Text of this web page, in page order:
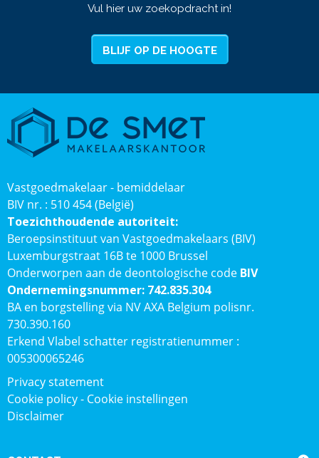
Vul hier uw zoekopdracht in!
BLIJF OP DE HOOGTE
Vastgoedmakelaar - bemiddelaar
BIV nr. : 510 454 (België)
Toezichthoudende autoriteit:
Beroepsinstituut van Vastgoedmakelaars (BIV)
Luxemburgstraat 16B te 1000 Brussel
Onderworpen aan de deontologische code BIV
Ondernemingsnummer: 742.835.304
BA en borgstelling via NV AXA Belgium polisnr.
730.390.160
Erkend Vlabel schatter registratienummer :
005300065246
Privacy statement
Cookie policy- Cookie instellingen
Disclaimer